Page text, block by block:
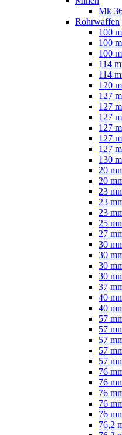
Mk
Rohrwaffen
100
100
100
114
114
120
127
127
127
127
127
127
130
20
20
23
23
23
25
27
30
30
30
30
37
40
40
57
57
57
57
57
76
76
76
76
76
76,2